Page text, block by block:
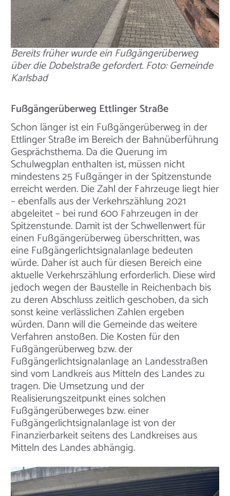
Bereits früher wurde ein Fußgängerüberweg
über die Dobelstraße gefordert. Foto: Gemeinde
Karlsbad
Fußgängerüberweg Ettlinger Straße
Schon länger ist ein Fußgängerüberweg in der
Ettlinger Straße im Bereich der Bahnüberführung
Gesprächsthema. Da die Querung im
Schulwegplan enthalten ist, müssen nicht
mindestens 25 Fußgänger in der Spitzenstunde
erreicht werden. Die Zahl der Fahrzeuge liegt hier
– ebenfalls aus der Verkehrszählung 2021
abgeleitet – bei rund 600 Fahrzeugen in der
Spitzenstunde. Damit ist der Schwellenwert für
einen Fußgängerüberweg überschritten, was
eine Fußgängerlichtsignalanlage bedeuten
würde. Daher ist auch für diesen Bereich eine
aktuelle Verkehrszählung erforderlich. Diese wird
jedoch wegen der Baustelle in Reichenbach bis
zu deren Abschluss zeitlich geschoben, da sich
sonst keine verlässlichen Zahlen ergeben
würden. Dann will die Gemeinde das weitere
Verfahren anstoßen. Die Kosten für den
Fußgängerüberweg bzw. der
Fußgängerlichtsignalanlage an Landesstraßen
sind vom Landkreis aus Mitteln des Landes zu
tragen. Die Umsetzung und der
Realisierungszeitpunkt eines solchen
Fußgängerüberweges bzw. einer
Fußgängerlichtsignalanlage ist von der
Finanzierbarkeit seitens des Landkreises aus
Mitteln des Landes abhängig.